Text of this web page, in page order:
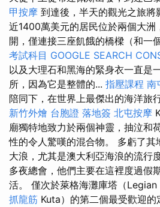
甲按摩 到達後，半天的觀光之旅將
近1400萬美元的居民位於兩個大
開，僅連接三座飢餓的橋樑（和一
考試科目 GOOGLE SEARCH
以及大理石和黑海的緊身衣一直是
所，因為它是整體的... 指壓課程 南
陪同下，在世界上最傑出的海洋旅
新竹外燴 台胞證 落地簽 北屯按摩
廟獨特地致力於兩個神靈，抽泣和
性的令人驚嘆的混合物。 多虧了其
大浪，尤其是澳大利亞海浪的流行
多夜總會，他們主要在這裡度過假
活。 僅次於萊格海灘庫塔（Legian
抓龍筋 Kuta）的第二個最受歡迎的